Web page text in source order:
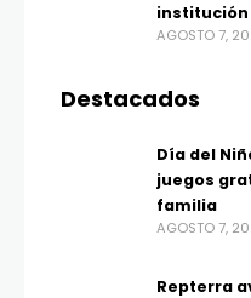
institución
AGOSTO 7,
Destacados
Día del
juegos
familia
AGOSTO 7,
Repterra